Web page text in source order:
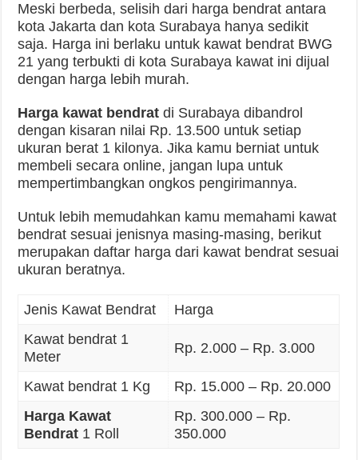
Meski berbeda, selisih dari harga bendrat antara
kota Jakarta dan kota Surabaya hanya sedikit
saja. Harga ini berlaku untuk kawat bendrat BWG
21 yang terbukti di kota Surabaya kawat ini dijual
dengan harga lebih murah.
Harga kawat bendrat di Surabaya dibandrol
dengan kisaran nilai Rp. 13.500 untuk setiap
ukuran berat 1 kilonya. Jika kamu berniat untuk
membeli secara online, jangan lupa untuk
mempertimbangkan ongkos pengirimannya.
Untuk lebih memudahkan kamu memahami kawat
bendrat sesuai jenisnya masing-masing, berikut
merupakan daftar harga dari kawat bendrat sesuai
ukuran beratnya.
Jenis Kawat Bendrat
Harga
Kawat bendrat 1
Meter
Rp. 2.000 – Rp. 3.000
Kawat bendrat 1 Kg
Rp. 15.000 – Rp. 20.000
Harga Kawat
Bendrat 1 Roll
Rp. 300.000 – Rp.
350.000